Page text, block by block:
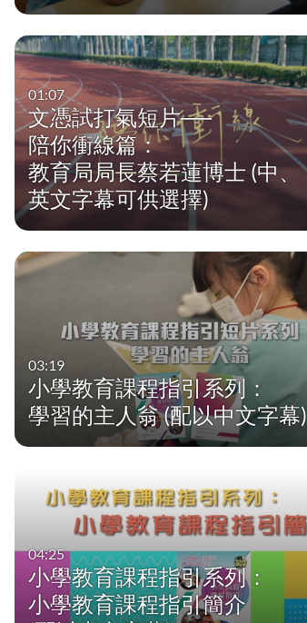
01:07
文憑試打氣短片──
陪你衝線篇：
教育局局長蔡若蓮博士 (中、
英文字幕可供選擇)
03:19
小學教育課程指引系列：
學習的主人翁 (配以中文字幕)
04:25
小學教育課程指引系列：
小學教育課程指引簡介